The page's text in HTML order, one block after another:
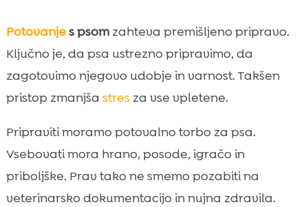
Potovanjes psomzahteva premišljeno pripravo.
Ključno je, da psa ustrezno pripravimo, da
zagotovimo njegovo udobje in varnost. Takšen
pristop zmanjša stres za vse vpletene.
Pripraviti moramo potovalno torbo za psa.
Vsebovati mora hrano, posode, igračo in
priboljške. Prav tako ne smemo pozabiti na
veterinarsko dokumentacijo in nujna zdravila.